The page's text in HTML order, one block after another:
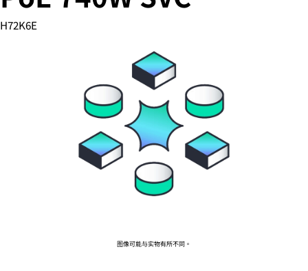
前往 HPE 商店浏览、配置和订购。
立即购买
H72K6E
图像可能与实物有所不同。